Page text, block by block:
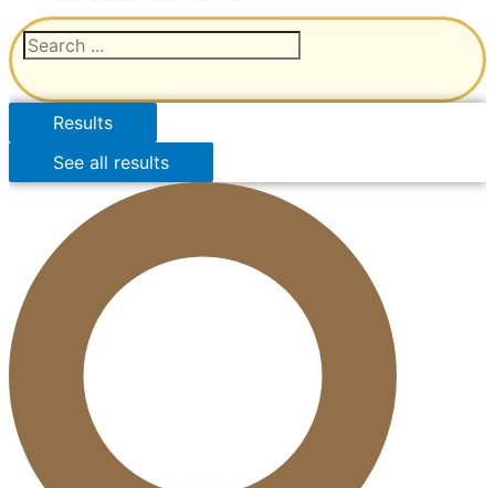
Results
See all results